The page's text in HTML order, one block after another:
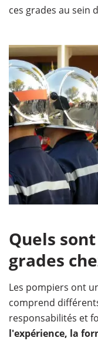
ces grades au sein
Quels
grades
Les pompiers ont
comprend
responsabilités et
l'expérience, la